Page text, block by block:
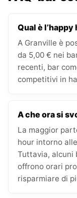
Qual è
A Granville è
da 5,00 € nei
recenti, bar
competitivi in
A che ora si
La maggior
hour intorno
Tuttavia, alcuni
offrono orari
risparmiare di